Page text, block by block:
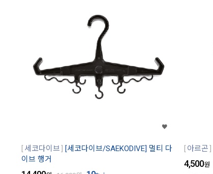
세코다이브
[세코다이브/SAEKODIVE] 멀티 다
이브 행거
아르곤
4,500원